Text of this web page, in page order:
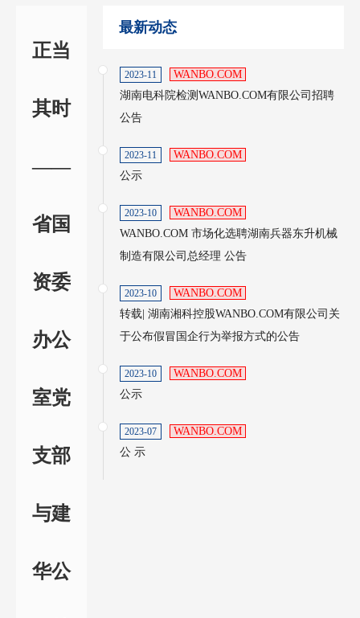
正当
其时
——
省国
资委
办公
室党
支部
与建
华公
最新动态
2023-11
WANBO.COM
湖南电科院检测WANBO.COM有限公司招聘
公告
2023-11
WANBO.COM
公示
2023-10
WANBO.COM
WANBO.COM 市场化选聘湖南兵器东升机械
制造有限公司总经理 公告
2023-10
WANBO.COM
转载| 湖南湘科控股WANBO.COM有限公司关
于公布假冒国企行为举报方式的公告
2023-10
WANBO.COM
公示
2023-07
WANBO.COM
公 示